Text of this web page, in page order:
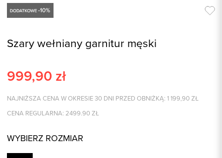
Szary wełniany garnitur męski
999,90 zł
NAJNIŻSZA CENA W OKRESIE 30 DNI PRZED OBNIŻKĄ: 1 199,90 ZŁ
CENA REGULARNA: 2499.90 ZŁ
WYBIERZ ROZMIAR